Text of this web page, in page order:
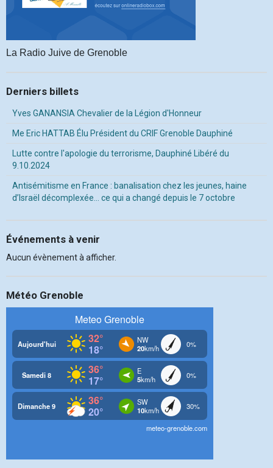
La Radio Juive de Grenoble
Derniers billets
Yves GANANSIA Chevalier de la Légion d'Honneur
Me Eric HATTAB Élu Président du CRIF Grenoble Dauphiné
Lutte contre l'apologie du terrorisme, Dauphiné Libéré du
9.10.2024
Antisémitisme en France : banalisation chez les jeunes, haine
d’Israël décomplexée… ce qui a changé depuis le 7 octobre
Événements à venir
Aucun évènement à afficher.
Météo Grenoble